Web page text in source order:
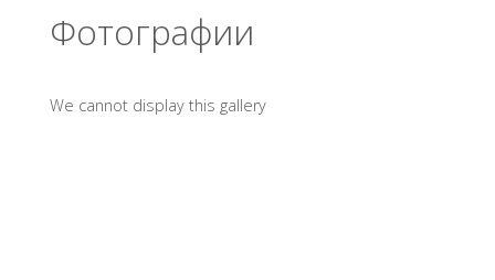
Фотографии
We cannot display this gallery